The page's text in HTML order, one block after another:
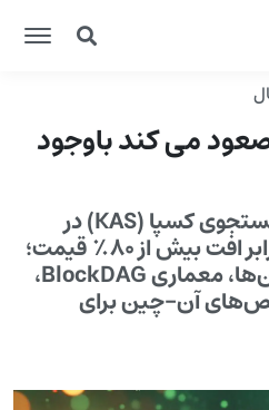
می کند باوجود
تحلیل جامع از افزایش جستجوی کسپا (KAS) در
شبکه‌های اجتماعی در برابر افت بیش از ۸۰٪ قیمت؛
بررسی نقش استیبل‌کوین‌ها، معماری BlockDAG،
آن-چین برای